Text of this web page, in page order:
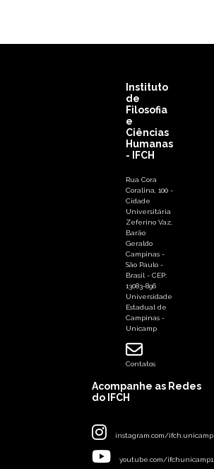
Instituto
de
Filosofia
e
Ciências
Humanas
- IFCH
Rua Cora
Coralina, 100 -
Cidade
Universitária
Zeferino Vaz,
Barão
Geraldo
Campinas -
São Paulo -
Brasil - CEP:
13083-896
Universidade
Estadual de
Campinas -
Unicamp
Contatos
Acompanhe as Redes
do IFCH
instagram.com/ifch.unicamp
youtube.com/ifchunicamp1